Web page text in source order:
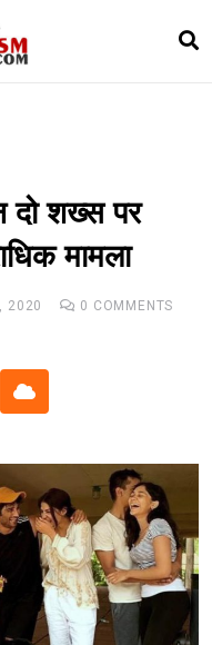
दो शख्स पर
मामला
2020 0 COMMENTS
Cloud